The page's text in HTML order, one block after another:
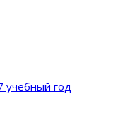
учебный год